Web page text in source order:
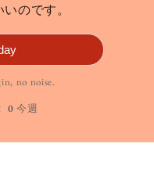
のです。
no noise.
0 今週